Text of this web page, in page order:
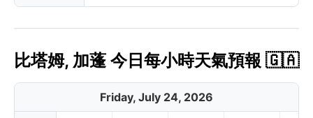
比塔姆, 加蓬 今日每小時天氣預報 🇬🇦
Friday, July 24, 2026